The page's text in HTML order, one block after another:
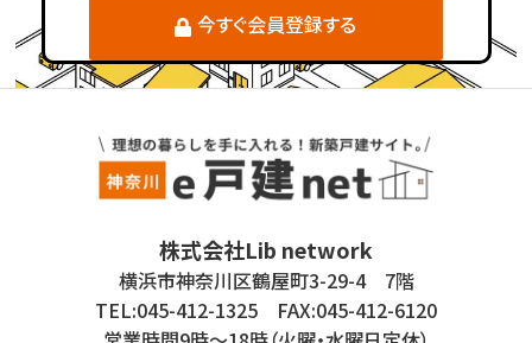
今すぐ会員登録する
株式会社Lib network
横浜市神奈川区鶴屋町3-29-4 7階
TEL:045-412-1325 FAX:045-412-6120